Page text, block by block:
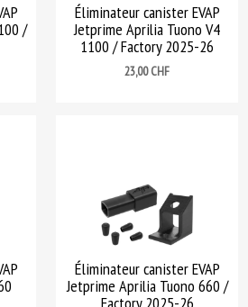
/
Éliminateur canister EVAP
Jetprime Aprilia Tuono V4
1100 / Factory 2025-26
Prix
23,00 CHF
Éliminateur canister EVAP
Jetprime Aprilia Tuono 660 /